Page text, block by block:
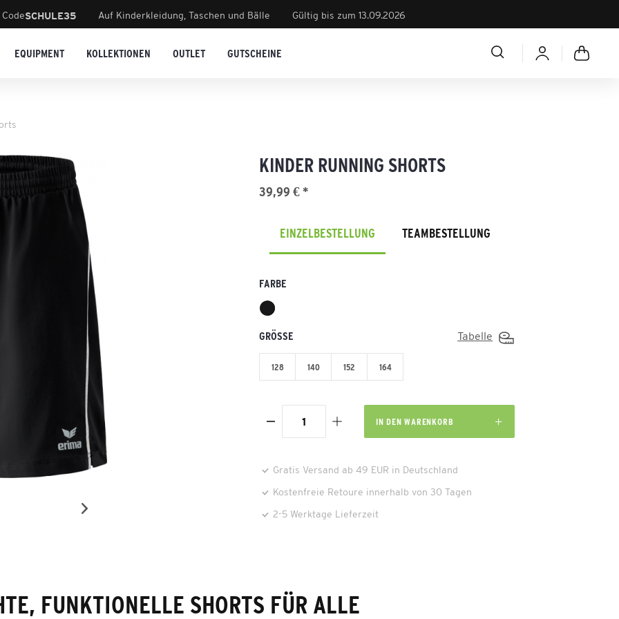
SCHULE35 Auf Kinderkleidung, Taschen und Bälle Gültig bis zum 13.09.2026
EQUIPMENT KOLLEKTIONEN OUTLET GUTSCHEINE
KINDER RUNNING SHORTS
39,99 € *
EINZELBESTELLUNG TEAMBESTELLUNG
FARBE
GRÖSSE Tabelle
128 140 152 164
IN DEN WARENKORB
Gratis Versand ab 49 EUR in Deutschland
Kostenfreie Retoure innerhalb von 30 Tagen
2-5 Werktage Lieferzeit
FUNKTIONELLE SHORTS FÜR ALLE